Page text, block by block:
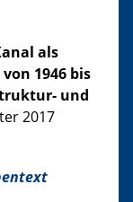
als
1946 bis
und
2017